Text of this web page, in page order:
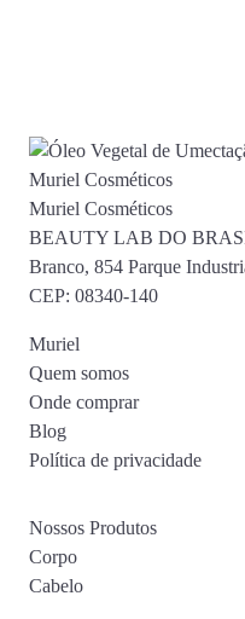
Muriel Cosméticos
BEAUTY LAB DO
Branco, 854 Parque
CEP: 08340-140
Muriel
Quem somos
Onde comprar
Blog
Política de privacidade
Nossos Produtos
Corpo
Cabelo